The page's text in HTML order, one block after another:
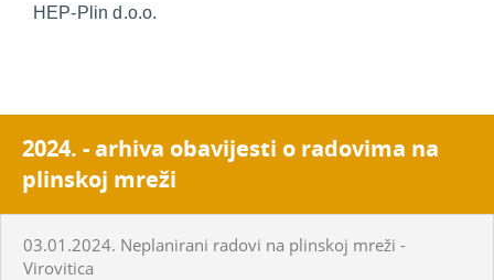
HEP-Plin d.o.o.
2024. - arhiva obavijesti o radovima na
plinskoj mreži
03.01.2024. Neplanirani radovi na plinskoj mreži -
Virovitica